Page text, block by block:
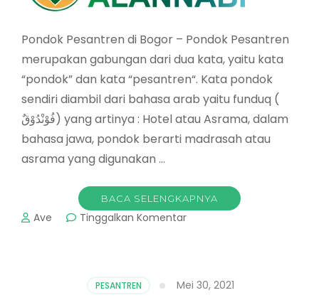
Pondok Pesantren di Bogor – Pondok Pesantren
merupakan gabungan dari dua kata, yaitu kata
“pondok” dan kata “pesantren“. Kata pondok
sendiri diambil dari bahasa arab yaitu funduq (
فُوْنْدُوْقٌ) yang artinya : Hotel atau Asrama, dalam
bahasa jawa, pondok berarti madrasah atau
asrama yang digunakan …
BACA SELENGKAPNYA
Ave Tinggalkan Komentarpada
:
PESANTREN Mei 30, 2021